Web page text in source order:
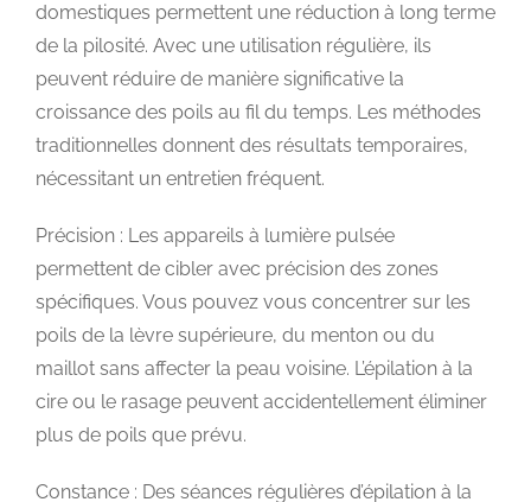
domestiques permettent une réduction à long terme
de la pilosité. Avec une utilisation régulière, ils
peuvent réduire de manière significative la
croissance des poils au fil du temps. Les méthodes
traditionnelles donnent des résultats temporaires,
nécessitant un entretien fréquent.
Précision : Les appareils à lumière pulsée
permettent de cibler avec précision des zones
spécifiques. Vous pouvez vous concentrer sur les
poils de la lèvre supérieure, du menton ou du
maillot sans affecter la peau voisine. L’épilation à la
cire ou le rasage peuvent accidentellement éliminer
plus de poils que prévu.
Constance : Des séances régulières d’épilation à la